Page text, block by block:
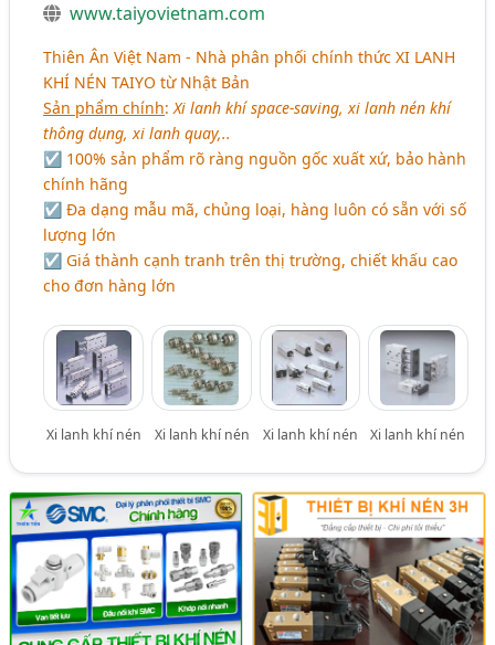
www.taiyovietnam.com
Thiên Ân Việt Nam - Nhà phân phối chính thứcXI LANH
KHÍ NÉN TAIYO từ Nhật Bản
Sản phẩm chính:Xi lanh khí space-saving, xi lanh nén khí
thông dụng, xi lanh quay,..
☑ 100% sản phẩm rõ ràng nguồn gốc xuất xứ, bảo hành
chính hãng
☑ Đa dạng mẫu mã, chủng loại, hàng luôn có sẵn với số
lượng lớn
☑ Giá thành cạnh tranh trên thị trường, chiết khấu cao
cho đơn hàng lớn
Xi lanh khí nén Xi lanh khí nén Xi lanh khí nén Xi lanh khí nén